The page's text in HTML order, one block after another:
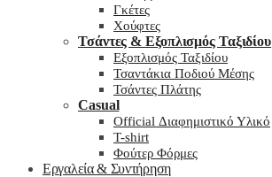
Γκέτες
Χούφτες
Τσάντες & Εξοπλισμός Ταξιδίου
Εξοπλισμός Ταξιδίου
Τσαντάκια Ποδιού Μέσης
Τσάντες Πλάτης
Casual
Official Διαφημιστικό Υλικό
T-shirt
Φούτερ Φόρμες
Εργαλεία & Συντήρηση